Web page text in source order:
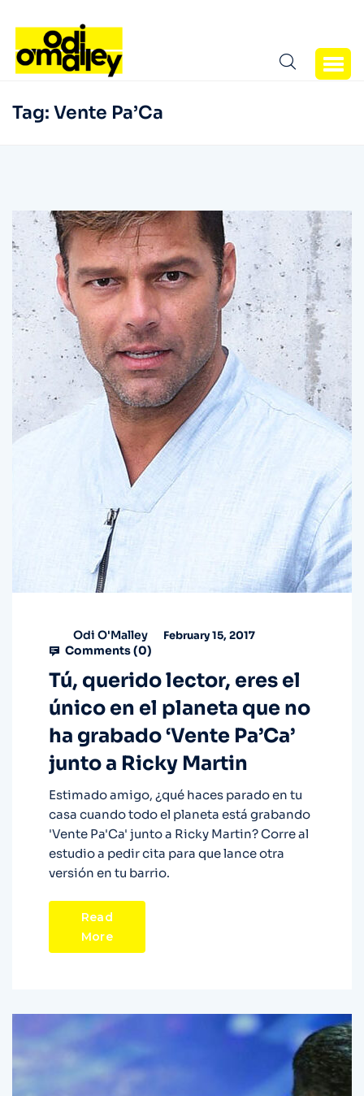
Tag: Vente Pa’Ca
Odi O'Malley February 15, 2017
Comments (0)
Tú, querido lector, eres el
único en el planeta que no
ha grabado ‘Vente Pa’Ca’
junto a Ricky Martin
Estimado amigo, ¿qué haces parado en tu
casa cuando todo el planeta está grabando
'Vente Pa'Ca' junto a Ricky Martin? Corre al
estudio a pedir cita para que lance otra
versión en tu barrio.
Read
More